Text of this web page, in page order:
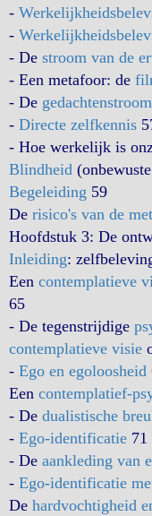
-
-
- De stroom van de
- Een metafoor: de
- De gedachtenstroom
- Directe zelfkennis
- Hoe werkelijk is
Blindheid
Begeleiding 59
De risico's van de
Hoofdstuk 3: De
Inleiding:
Een contemplatieve
65
- De tegenstrijdige
contemplatieve visie
- Ego en egoloosheid
Een contemplatief-
- De dualistische
- Ego-identificatie 71
- De aankleding van
- Ego-identificatie
De hardvochtigheid